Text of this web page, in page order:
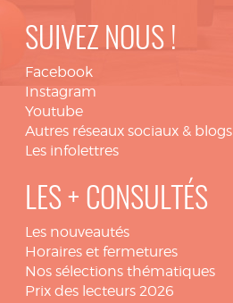
SUIVEZ NOUS !
Facebook
Instagram
Youtube
Autres réseaux sociaux & blogs
Les infolettres
LES + CONSULTÉS
Les nouveautés
Horaires et fermetures
Nos sélections thématiques
Prix des lecteurs 2026